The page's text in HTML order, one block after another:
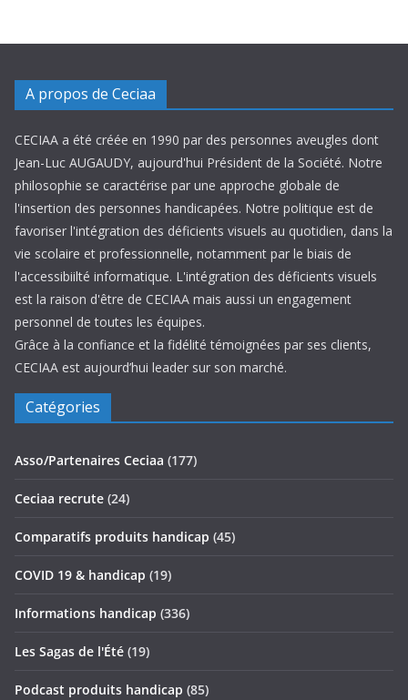
A propos de Ceciaa
CECIAA a été créée en 1990 par des personnes aveugles dont
Jean-Luc AUGAUDY, aujourd'hui Président de la Société. Notre
philosophie se caractérise par une approche globale de
l'insertion des personnes handicapées. Notre politique est de
favoriser l'intégration des déficients visuels au quotidien, dans la
vie scolaire et professionnelle, notamment par le biais de
l'accessibiilté informatique. L'intégration des déficients visuels
est la raison d'être de CECIAA mais aussi un engagement
personnel de toutes les équipes.
Grâce à la confiance et la fidélité témoignées par ses clients,
CECIAA est aujourd’hui leader sur son marché.
Catégories
Asso/Partenaires Ceciaa (177)
Ceciaa recrute (24)
Comparatifs produits handicap (45)
COVID 19 & handicap (19)
Informations handicap (336)
Les Sagas de l'Été (19)
Podcast produits handicap (85)